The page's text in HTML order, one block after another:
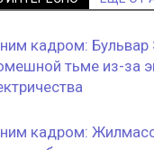
кадром: Бульвар
тьме из-за
кадром: